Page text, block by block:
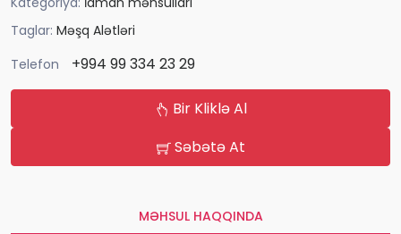
Taglar: Məşq Alətləri
Telefon
+994 99 334 23 29
Bir Kliklə Al
Səbətə At
MƏHSUL HAQQINDA